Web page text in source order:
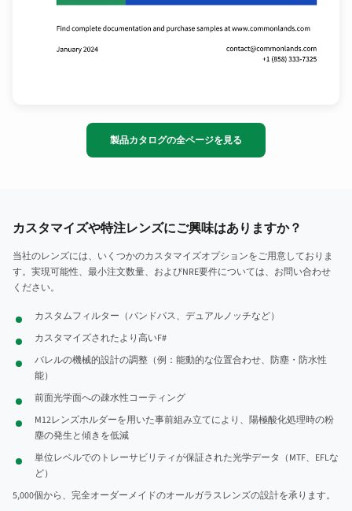
製品カタログの全ページを見る
カスタマイズや特注レンズにご興味はありますか？
当社のレンズには、いくつかのカスタマイズオプションをご用意しておりま
す。実現可能性、最小注文数量、およびNRE要件については、お問い合わせ
ください。
カスタムフィルター（バンドパス、デュアルノッチなど）
カスタマイズされたより高いF#
バレルの機械的設計の調整（例：能動的な位置合わせ、防塵・防水性
能）
前面光学面への疎水性コーティング
M12レンズホルダーを用いた事前組み立てにより、陽極酸化処理時の粉
塵の発生と傾きを低減
単位レベルでのトレーサビリティが保証された光学データ（MTF、EFLな
ど）
5,000個から、完全オーダーメイドのオールガラスレンズの設計を承ります。